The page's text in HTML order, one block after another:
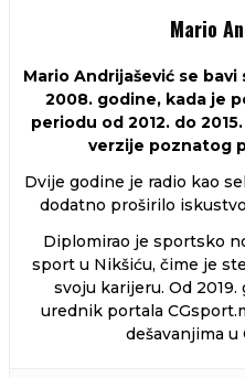
Mario
Mario Andrijašević se
2008. godine, kada je
periodu od 2012. do
verzije poznatog
Dvije godine je radio kao
dodatno proširilo
Diplomirao je sportsko
sport u Nikšiću, čime je
svoju karijeru. Od
urednik portala
dešavanjima u